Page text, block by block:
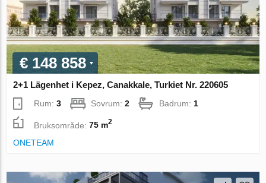
€ 148 858
2+1 Lägenhet i Kepez, Canakkale, Turkiet Nr. 220605
Rum:3 Sovrum:2 Badrum: 1
Bruksområde:75 m2
ONETEAM